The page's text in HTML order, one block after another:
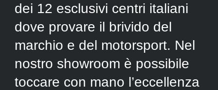
dei 12 esclusivi centri italiani
dove provare il brivido del
marchio e del motorsport. Nel
nostro showroom è possibile
toccare con mano l’eccellenza